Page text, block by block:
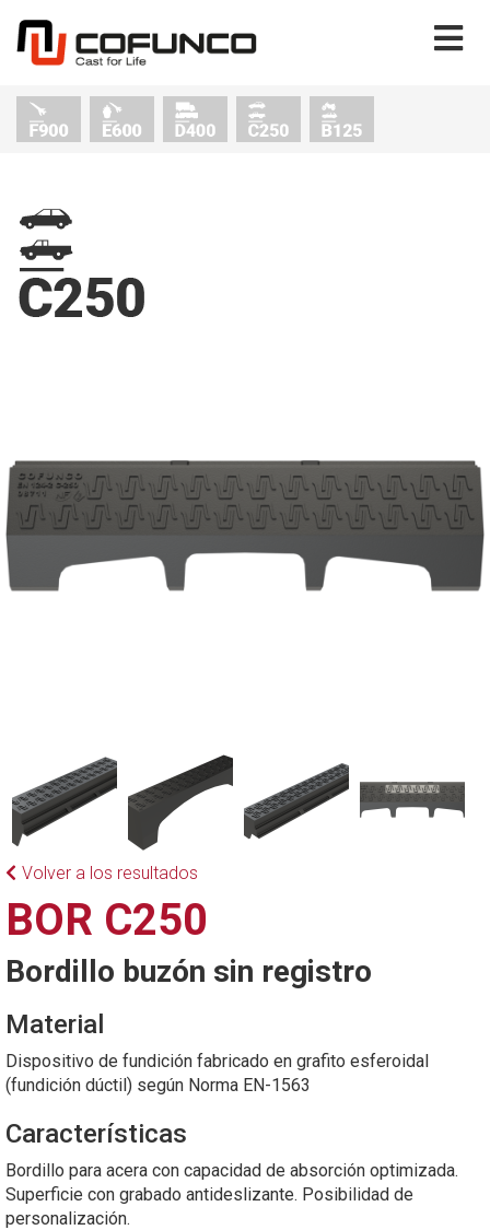
Volver a los resultados
BOR C250
Bordillo buzón sin registro
Material
Dispositivo de fundición fabricado en grafito esferoidal
(fundición dúctil) según Norma EN-1563
Características
Bordillo para acera con capacidad de absorción optimizada.
Superficie con grabado antideslizante. Posibilidad de
personalización.